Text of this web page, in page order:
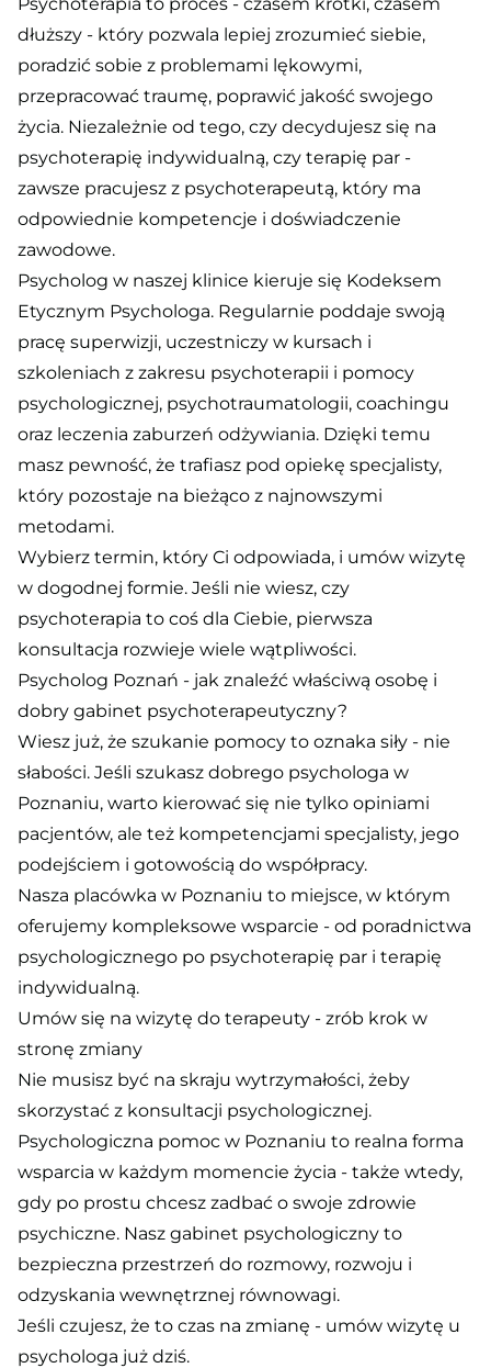
dłuższy - który pozwala lepiej zrozumieć siebie,
poradzić sobie z problemami lękowymi,
przepracować traumę, poprawić jakość swojego
życia. Niezależnie od tego, czy decydujesz się na
psychoterapię indywidualną, czy terapię par -
zawsze pracujesz z psychoterapeutą, który ma
odpowiednie kompetencje i doświadczenie
zawodowe.
Psycholog w naszej klinice kieruje się Kodeksem
Etycznym Psychologa. Regularnie poddaje swoją
pracę superwizji, uczestniczy w kursach i
szkoleniach z zakresu psychoterapii i pomocy
psychologicznej, psychotraumatologii, coachingu
oraz leczenia zaburzeń odżywiania. Dzięki temu
masz pewność, że trafiasz pod opiekę specjalisty,
który pozostaje na bieżąco z najnowszymi
metodami.
Wybierz termin, który Ci odpowiada, i umów wizytę
w dogodnej formie. Jeśli nie wiesz, czy
psychoterapia to coś dla Ciebie, pierwsza
konsultacja rozwieje wiele wątpliwości.
Psycholog Poznań - jak znaleźć właściwą osobę i
dobry gabinet psychoterapeutyczny?
Wiesz już, że szukanie pomocy to oznaka siły - nie
słabości. Jeśli szukasz dobrego psychologa w
Poznaniu, warto kierować się nie tylko opiniami
pacjentów, ale też kompetencjami specjalisty, jego
podejściem i gotowością do współpracy.
Nasza placówka w Poznaniu to miejsce, w którym
oferujemy kompleksowe wsparcie - od poradnictwa
psychologicznego po psychoterapię par i terapię
indywidualną.
Umów się na wizytę do terapeuty - zrób krok w
stronę zmiany
Nie musisz być na skraju wytrzymałości, żeby
skorzystać z konsultacji psychologicznej.
Psychologiczna pomoc w Poznaniu to realna forma
wsparcia w każdym momencie życia - także wtedy,
gdy po prostu chcesz zadbać o swoje zdrowie
psychiczne. Nasz gabinet psychologiczny to
bezpieczna przestrzeń do rozmowy, rozwoju i
odzyskania wewnętrznej równowagi.
Jeśli czujesz, że to czas na zmianę - umów wizytę u
psychologa już dziś.